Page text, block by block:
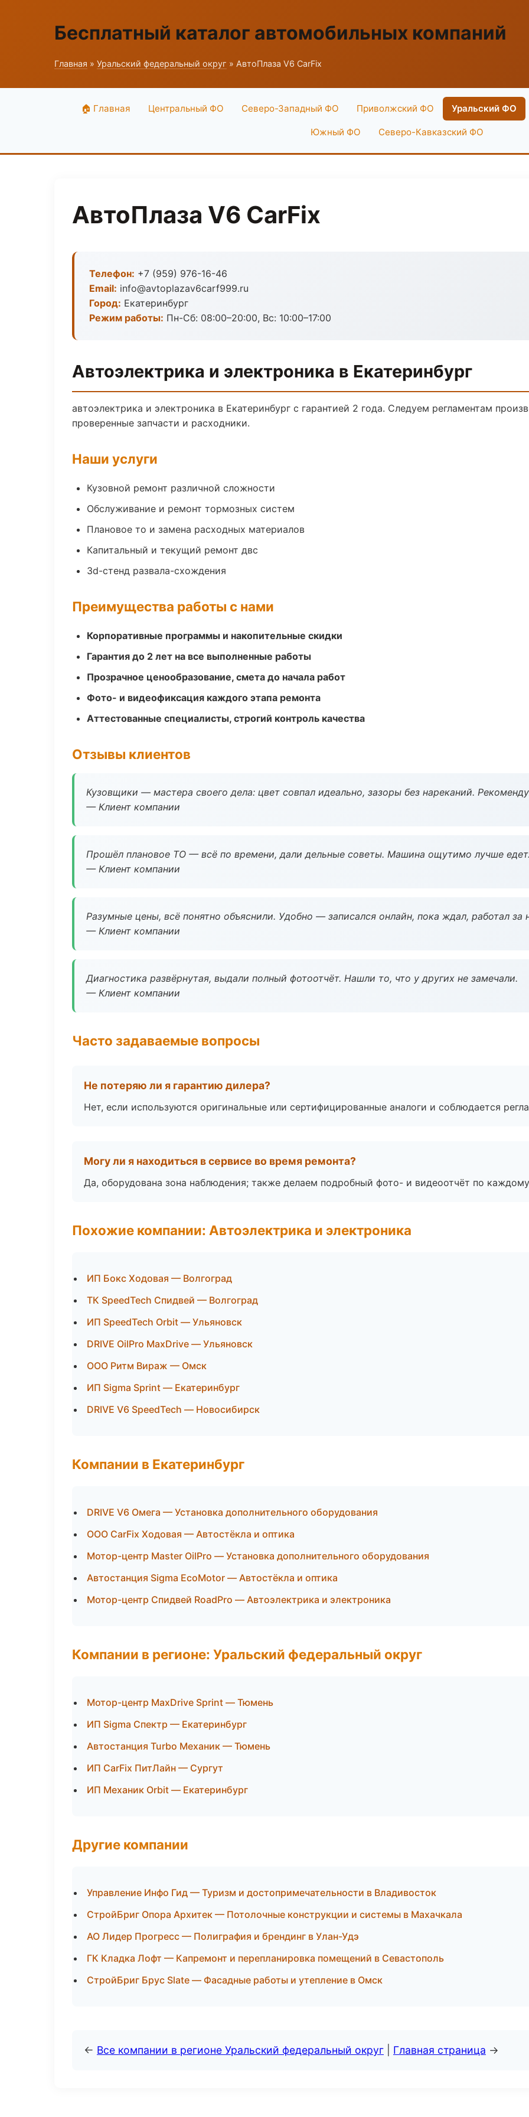
Бесплатный каталог автомобильных компаний
Главная » Уральский федеральный округ » АвтоПлаза V6 CarFix
🏠 Главная Центральный ФО Северо-Западный ФО Приволжский ФО Уральский ФО
Южный ФО Северо-Кавказский ФО
АвтоПлаза V6 CarFix
Телефон: +7 (959) 976-16-46
Email: info@avtoplazav6carf999.ru
Город: Екатеринбург
Режим работы: Пн-Сб: 08:00–20:00, Вс: 10:00–17:00
Автоэлектрика и электроника в Екатеринбург
автоэлектрика и электроника в Екатеринбург с гарантией 2 года. Следуем регламентам
проверенные запчасти и расходники.
Наши услуги
Кузовной ремонт различной сложности
Обслуживание и ремонт тормозных систем
Плановое то и замена расходных материалов
Капитальный и текущий ремонт двс
3d-стенд развала-схождения
Преимущества работы с нами
Корпоративные программы и накопительные скидки
Гарантия до 2 лет на все выполненные работы
Прозрачное ценообразование, смета до начала работ
Фото- и видеофиксация каждого этапа ремонта
Аттестованные специалисты, строгий контроль качества
Отзывы клиентов
Кузовщики — мастера своего дела: цвет совпал идеально, зазоры без нареканий.
— Клиент компании
Прошёл плановое ТО — всё по времени, дали дельные советы. Машина ощутимо лучше
— Клиент компании
Разумные цены, всё понятно объяснили. Удобно — записался онлайн, пока ждал, работал за
— Клиент компании
Диагностика развёрнутая, выдали полный фотоотчёт. Нашли то, что у других не замечали.
— Клиент компании
Часто задаваемые вопросы
Не потеряю ли я гарантию дилера?
Нет, если используются оригинальные или сертифицированные аналоги и соблюдается
Могу ли я находиться в сервисе во время ремонта?
Да, оборудована зона наблюдения; также делаем подробный фото- и видеоотчёт по каждому
Похожие компании: Автоэлектрика и электроника
ИП Бокс Ходовая — Волгоград
ТК SpeedTech Спидвей — Волгоград
ИП SpeedTech Orbit — Ульяновск
DRIVE OilPro MaxDrive — Ульяновск
ООО Ритм Вираж — Омск
ИП Sigma Sprint — Екатеринбург
DRIVE V6 SpeedTech — Новосибирск
Компании в Екатеринбург
DRIVE V6 Омега — Установка дополнительного оборудования
ООО CarFix Ходовая — Автостёкла и оптика
Мотор-центр Master OilPro — Установка дополнительного оборудования
Автостанция Sigma EcoMotor — Автостёкла и оптика
Мотор-центр Спидвей RoadPro — Автоэлектрика и электроника
Компании в регионе: Уральский федеральный округ
Мотор-центр MaxDrive Sprint — Тюмень
ИП Sigma Спектр — Екатеринбург
Автостанция Turbo Механик — Тюмень
ИП CarFix ПитЛайн — Сургут
ИП Механик Orbit — Екатеринбург
Другие компании
Управление Инфо Гид — Туризм и достопримечательности в Владивосток
СтройБриг Опора Архитек — Потолочные конструкции и системы в Махачкала
АО Лидер Прогресс — Полиграфия и брендинг в Улан-Удэ
ГК Кладка Лофт — Капремонт и перепланировка помещений в Севастополь
СтройБриг Брус Slate — Фасадные работы и утепление в Омск
← Все компании в регионе Уральский федеральный округ Главная страница →